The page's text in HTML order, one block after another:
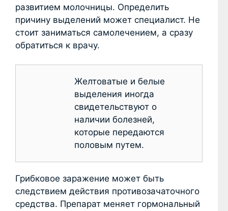
развитием молочницы. Определить
причину выделений может специалист. Не
стоит заниматься самолечением, а сразу
обратиться к врачу.
Желтоватые и белые
выделения иногда
свидетельствуют о
наличии болезней,
которые передаются
половым путем.
Грибковое заражение может быть
следствием действия противозачаточного
средства. Препарат меняет гормональный